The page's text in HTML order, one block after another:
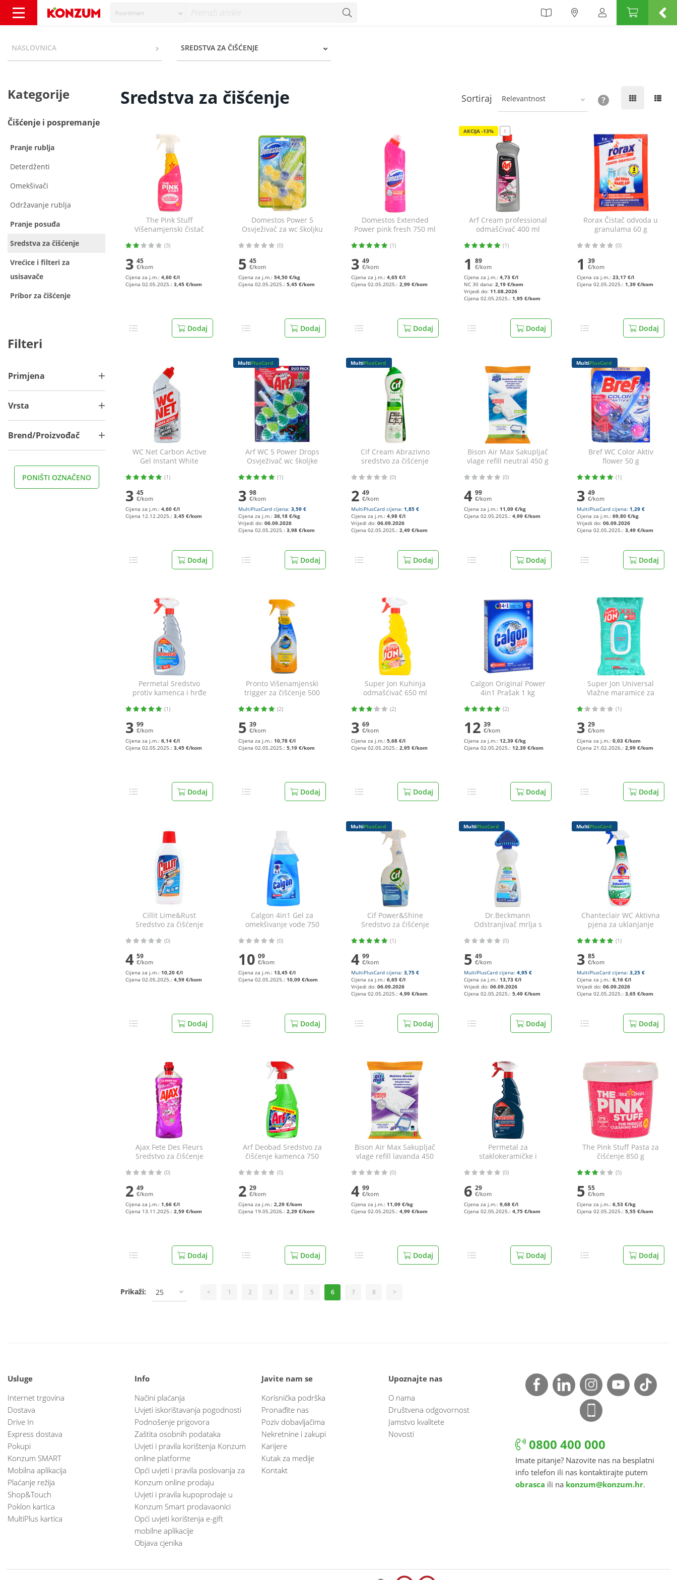
Asortiman
NASLOVNICA SREDSTVA ZA ČIŠĆENJE
Kategorije
Čišćenje i pospremanje
Pranje rublja
Deterdženti
Omekšivači
Održavanje rublja
Pranje posuđa
Sredstva za čišćenje
Vrećice i filteri za
usisavače
Pribor za čišćenje
Filteri
Primjena
Vrsta
Brend/Proizvođač
PONIŠTI OZNAČENO
Sredstva za čišćenje Sortiraj Relevantnost
The Pink Stuff
Višenamjenski čistač
(3)
3 45
€/kom
Cijena za j.m.: 4,60 €/l
Cijena 02.05.2025.: 3,45 €/kom
Dodaj
Domestos Power 5
Osvježivač za wc školjku
(0)
5 45
€/kom
Cijena za j.m.: 54,50 €/kg
Cijena 02.05.2025.: 5,45 €/kom
Dodaj
Domestos Extended
Power pink fresh 750 ml
(1)
3 49
€/kom
Cijena za j.m.: 4,65 €/l
Cijena 02.05.2025.: 2,99 €/kom
Dodaj
AKCIJA -13% !
Arf Cream professional
odmašćivač 400 ml
(1)
1 89
€/kom
Cijena za j.m.: 4,73 €/l
NC 30 dana: 2,19 €/kom
Vrijedi do: 11.08.2026
Cijena 02.05.2025.: 1,95 €/kom
Dodaj
Rorax Čistač odvoda u
granulama 60 g
(0)
1 39
€/kom
Cijena za j.m.: 23,17 €/l
Cijena 02.05.2025.: 1,39 €/kom
Dodaj
WC Net Carbon Active
Gel Instant White
toaleta 750 ml
(1)
3 45
€/kom
Cijena za j.m.: 4,60 €/l
Cijena 12.12.2025.: 3,45 €/kom
Dodaj
MultiPlusCard
Arf WC 5 Power Drops
Osvježivač wc školjke
(1)
3 98
€/kom
MultiPlusCard cijena: 3,59 €
Cijena za j.m.: 36,18 €/kg
Vrijedi do: 06.09.2026
Cijena 02.05.2025.: 3,98 €/kom
Dodaj
MultiPlusCard
Cif Cream Abrazivno
sredstvo za čišćenje
(0)
2 49
€/kom
MultiPlusCard cijena: 1,85 €
Cijena za j.m.: 4,98 €/l
Vrijedi do: 06.09.2026
Cijena 02.05.2025.: 2,49 €/kom
Dodaj
Bison Air Max Sakupljač
vlage refill neutral 450 g
(0)
4 99
€/kom
Cijena za j.m.: 11,09 €/kg
Cijena 02.05.2025.: 4,99 €/kom
Dodaj
MultiPlusCard
Bref WC Color Aktiv
flower 50 g
(1)
3 49
€/kom
MultiPlusCard cijena: 1,29 €
Cijena za j.m.: 69,80 €/kg
Vrijedi do: 06.09.2026
Cijena 02.05.2025.: 3,49 €/kom
Dodaj
Permetal Sredstvo
protiv kamenca i hrđe
(1)
3 99
€/kom
Cijena za j.m.: 6,14 €/l
Cijena 02.05.2025.: 3,45 €/kom
Dodaj
Pronto Višenamjenski
trigger za čišćenje 500
(2)
5 39
€/kom
Cijena za j.m.: 10,78 €/l
Cijena 02.05.2025.: 5,19 €/kom
Dodaj
Super Jon Kuhinja
odmašćivač 650 ml
(2)
3 69
€/kom
Cijena za j.m.: 5,68 €/l
Cijena 02.05.2025.: 2,95 €/kom
Dodaj
Calgon Original Power
4in1 Prašak 1 kg
(2)
12 39
€/kom
Cijena za j.m.: 12,39 €/kg
Cijena 02.05.2025.: 12,39 €/kom
Dodaj
Super Jon Universal
Vlažne maramice za
(1)
3 29
€/kom
Cijena za j.m.: 0,03 €/kom
Cijena 21.02.2026.: 2,99 €/kom
Dodaj
Cillit Lime&Rust
Sredstvo za čišćenje
ml
(0)
4 59
€/kom
Cijena za j.m.: 10,20 €/l
Cijena 02.05.2025.: 4,59 €/kom
Dodaj
Calgon 4in1 Gel za
omekšivanje vode 750
(0)
10 09
€/kom
Cijena za j.m.: 13,45 €/l
Cijena 02.05.2025.: 10,09 €/kom
Dodaj
MultiPlusCard
Cif Power&Shine
Sredstvo za čišćenje
(1)
4 99
€/kom
MultiPlusCard cijena: 3,75 €
Cijena za j.m.: 6,65 €/l
Vrijedi do: 06.09.2026
Cijena 02.05.2025.: 4,99 €/kom
Dodaj
MultiPlusCard
Dr.Beckmann
Odstranjivač mrlja s
400 ml
(0)
5 49
€/kom
MultiPlusCard cijena: 4,95 €
Cijena za j.m.: 13,73 €/l
Vrijedi do: 06.09.2026
Cijena 02.05.2025.: 5,49 €/kom
Dodaj
MultiPlusCard
Chanteclair WC Aktivna
pjena za uklanjanje
(1)
3 85
€/kom
MultiPlusCard cijena: 3,25 €
Cijena za j.m.: 6,16 €/l
Vrijedi do: 06.09.2026
Cijena 02.05.2025.: 3,65 €/kom
Dodaj
Ajax Fete Des Fleurs
Sredstvo za čišćenje
(0)
2 49
€/kom
Cijena za j.m.: 1,66 €/l
Cijena 13.11.2025.: 2,59 €/kom
Dodaj
Arf Deobad Sredstvo za
čišćenje kamenca 750
(0)
2 29
€/kom
Cijena za j.m.: 2,29 €/kom
Cijena 19.05.2026.: 2,29 €/kom
Dodaj
Bison Air Max Sakupljač
vlage refill lavanda 450
(0)
4 99
€/kom
Cijena za j.m.: 11,09 €/kg
Cijena 02.05.2025.: 4,99 €/kom
Dodaj
Permetal za
staklokeramičke i
(0)
6 29
€/kom
Cijena za j.m.: 9,68 €/l
Cijena 02.05.2025.: 4,75 €/kom
Dodaj
The Pink Stuff Pasta za
čišćenje 850 g
(5)
5 55
€/kom
Cijena za j.m.: 6,53 €/kg
Cijena 02.05.2025.: 5,55 €/kom
Dodaj
Prikaži: 25 < 1 2 3 4 5 6 7 8 >
Usluge
Internet trgovina
Dostava
Drive In
Express dostava
Pokupi
Konzum SMART
Mobilna aplikacija
Plaćanje režija
Shop&Touch
Poklon kartica
MultiPlus kartica
Info
Načini plaćanja
Uvjeti iskorištavanja pogodnosti
Podnošenje prigovora
Zaštita osobnih podataka
Uvjeti i pravila korištenja Konzum
online platforme
Opći uvjeti i pravila poslovanja za
Konzum online prodaju
Uvjeti i pravila kupoprodaje u
Konzum Smart prodavaonici
Opći uvjeti korištenja e-gift
mobilne aplikacije
Objava cjenika
Javite nam se
Korisnička podrška
Pronađite nas
Poziv dobavljačima
Nekretnine i zakupi
Karijere
Kutak za medije
Kontakt
Upoznajte nas
O nama
Društvena odgovornost
Jamstvo kvalitete
Novosti
0800 400 000
Imate pitanje? Nazovite nas na besplatni
info telefon ili nas kontaktirajte putem
obrasca ili na konzum@konzum.hr.